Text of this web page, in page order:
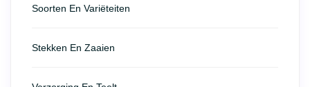
Soorten En Variëteiten
Stekken En Zaaien